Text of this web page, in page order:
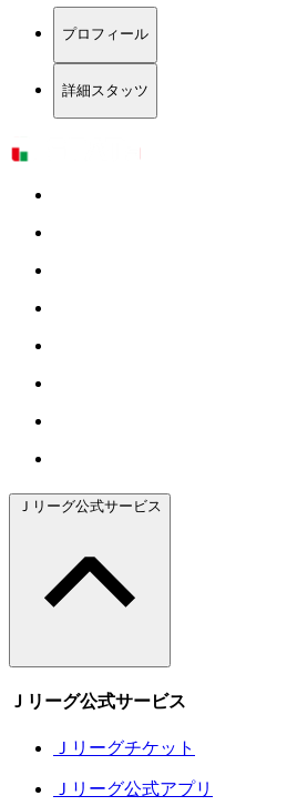
プロフィール
詳細スタッツ
Ｊリーグ公式サービス
Ｊリーグ公式サービス
Ｊリーグチケット
Ｊリーグ公式アプリ